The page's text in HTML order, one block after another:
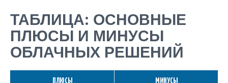
ТАБЛИЦА: ОСНОВНЫЕ
ПЛЮСЫ И МИНУСЫ
ОБЛАЧНЫХ РЕШЕНИЙ
ПЛЮСЫ МИНУСЫ